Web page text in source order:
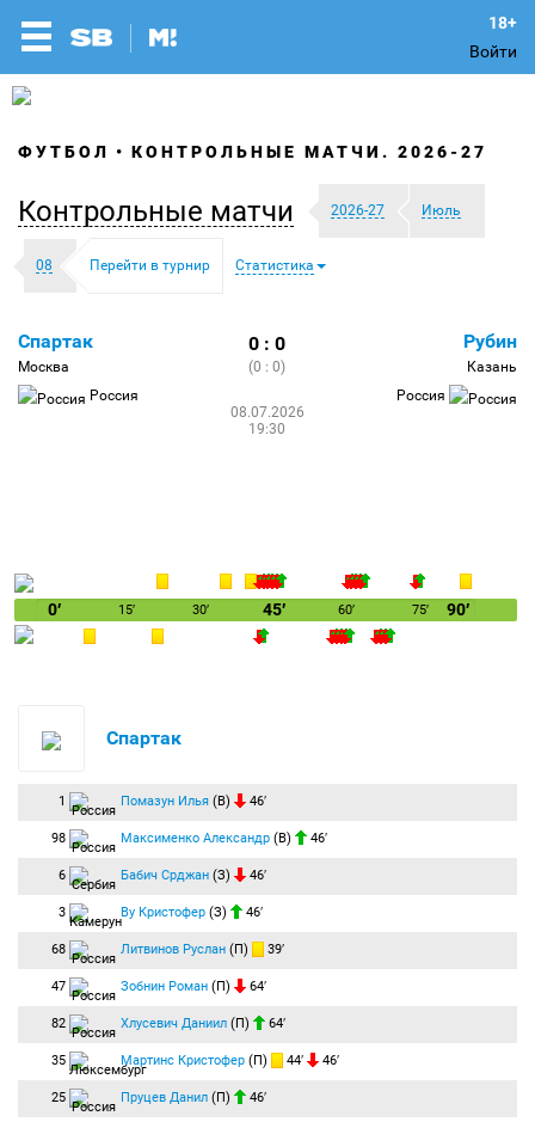
Войти
ФУТБОЛ КОНТРОЛЬНЫЕ МАТЧИ. 2026-27
Контрольные матчи 2026-27 Июль
08 Перейти в турнир Статистика
Спартак
Москва
Россия
0 : 0
(0 : 0)
08.07.2026
19:30
Рубин
Казань
Россия
0′ 15′ 30′ 45′ 60′ 75′ 90′
Спартак
1 Помазун Илья (В) 46′
98 Максименко Александр (В) 46′
6 Бабич Срджан (З) 46′
3 Ву Кристофер (З) 46′
68 Литвинов Руслан (П) 39′
47 Зобнин Роман (П) 64′
82 Хлусевич Даниил (П) 64′
35 Мартинс Кристофер (П) 44′ 46′
25 Пруцев Данил (П) 46′